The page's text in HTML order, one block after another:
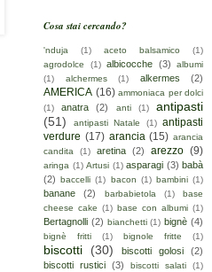
Cosa stai cercando?
'nduja (1) aceto balsamico
(1)
agrodolce
(1) albicocche (3)
albumi
(1)
alchermes (1) alkermes (2)
AMERICA (16) ammoniaca per dolci
(1)
anatra (2) anti (1)
antipasti
(51)
antipasti Natale (1) antipasti
verdure (17) arancia (15) arancia
candita
(1) aretina (2) arezzo (9)
aringa (1) Artusi (1) asparagi (3) babà
(2)
baccelli (1) bacon (1) bambini (1)
banane (2) barbabietola (1)
base
cheese cake (1) base con albumi (1)
Bertagnolli (2) bianchetti (1) bignè (4)
bignè fritti (1) bignole fritte (1)
biscotti (30) biscotti golosi
(2)
biscotti rustici (3) biscotti salati
(1)